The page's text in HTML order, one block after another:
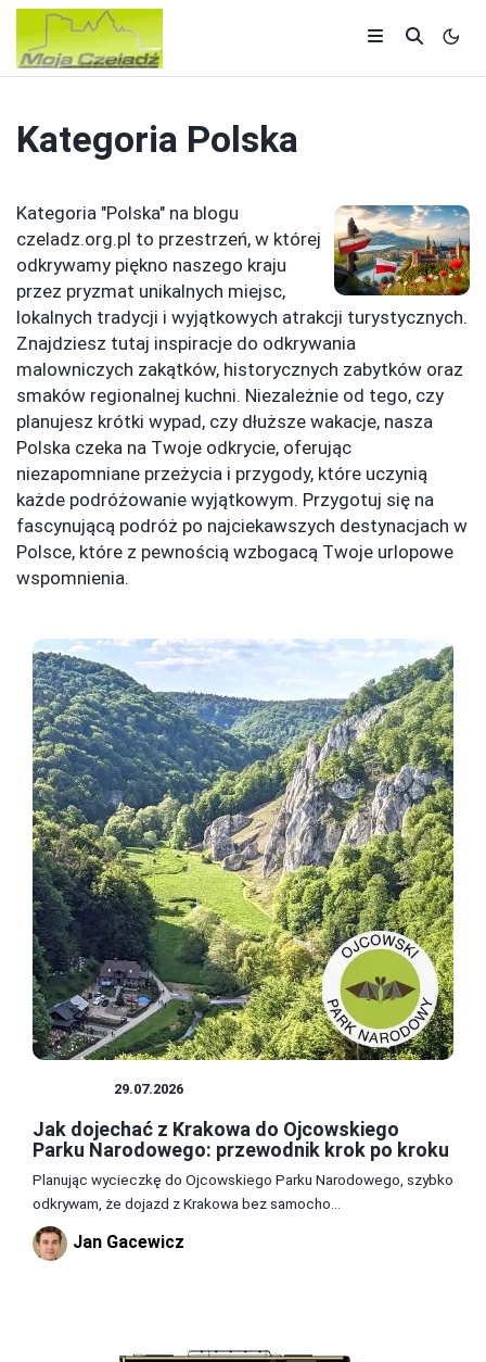
Kategoria Polska
Kategoria "Polska" na blogu
czeladz.org.pl to przestrzeń, w której
odkrywamy piękno naszego kraju
przez pryzmat unikalnych miejsc,
lokalnych tradycji i wyjątkowych atrakcji turystycznych.
Znajdziesz tutaj inspiracje do odkrywania
malowniczych zakątków, historycznych zabytków oraz
smaków regionalnej kuchni. Niezależnie od tego, czy
planujesz krótki wypad, czy dłuższe wakacje, nasza
Polska czeka na Twoje odkrycie, oferując
niezapomniane przeżycia i przygody, które uczynią
każde podróżowanie wyjątkowym. Przygotuj się na
fascynującą podróż po najciekawszych destynacjach w
Polsce, które z pewnością wzbogacą Twoje urlopowe
wspomnienia.
29.07.2026
Jak dojechać z Krakowa do Ojcowskiego
Parku Narodowego: przewodnik krok po kroku
Planując wycieczkę do Ojcowskiego Parku Narodowego, szybko
odkrywam, że dojazd z Krakowa bez samocho...
Jan Gacewicz